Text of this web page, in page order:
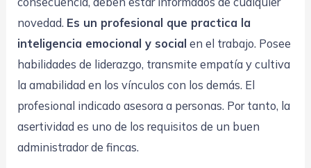
novedad. Es un profesional que practica la
inteligencia emocional y social en el trabajo. Posee
habilidades de liderazgo, transmite empatía y cultiva
la amabilidad en los vínculos con los demás. El
profesional indicado asesora a personas. Por tanto, la
asertividad es uno de los requisitos de un buen
administrador de fincas.